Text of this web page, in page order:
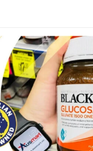
của Úc là gì